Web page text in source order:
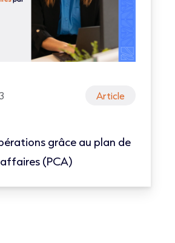
Article
grâce au plan de
(PCA)